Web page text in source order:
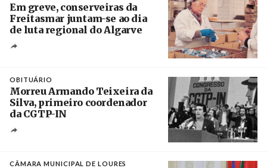
Em greve, conserveiras da
Freitasmar juntam-se ao dia
de luta regional do Algarve
OBITUÁRIO
Morreu Armando Teixeira da
Silva, primeiro coordenador
da CGTP-IN
CÂMARA MUNICIPAL DE LOURES